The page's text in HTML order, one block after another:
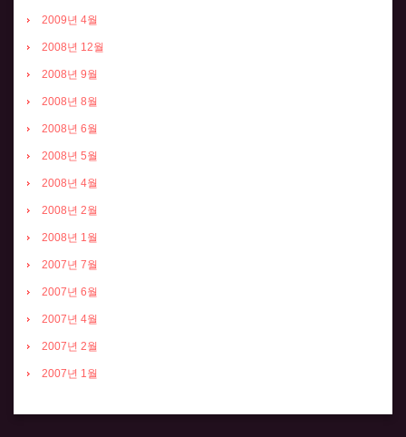
2009년 4월
2008년 12월
2008년 9월
2008년 8월
2008년 6월
2008년 5월
2008년 4월
2008년 2월
2008년 1월
2007년 7월
2007년 6월
2007년 4월
2007년 2월
2007년 1월